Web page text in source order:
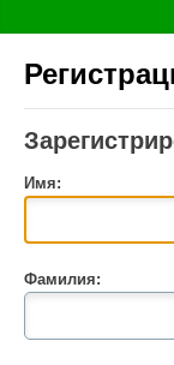
Имя:
Фамилия: